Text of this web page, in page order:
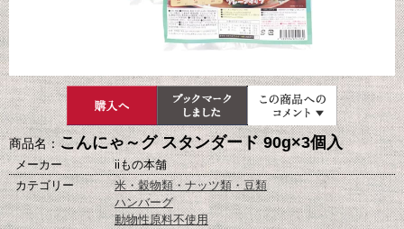
商品名：こんにゃ～グ スタンダード 90g×3個入
メーカー
iiもの本舗
カテゴリー
米・穀物類・ナッツ類・豆類
ハンバーグ
動物性原料不使用